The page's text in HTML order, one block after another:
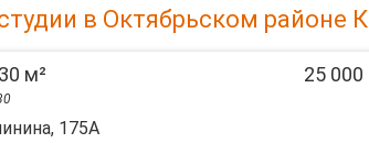
в Октябрьском районе
м² 25 000
175А